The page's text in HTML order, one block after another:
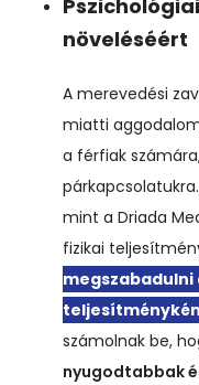
növeléséért
A merevedési
miatti
a férfiak
mint a Driada
fizikai
megszabadulni
számolnak be,
nyugodtabbak